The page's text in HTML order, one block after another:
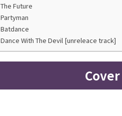
The Future
Partyman
Batdance
Dance With The Devil [unreleace track]
Cover